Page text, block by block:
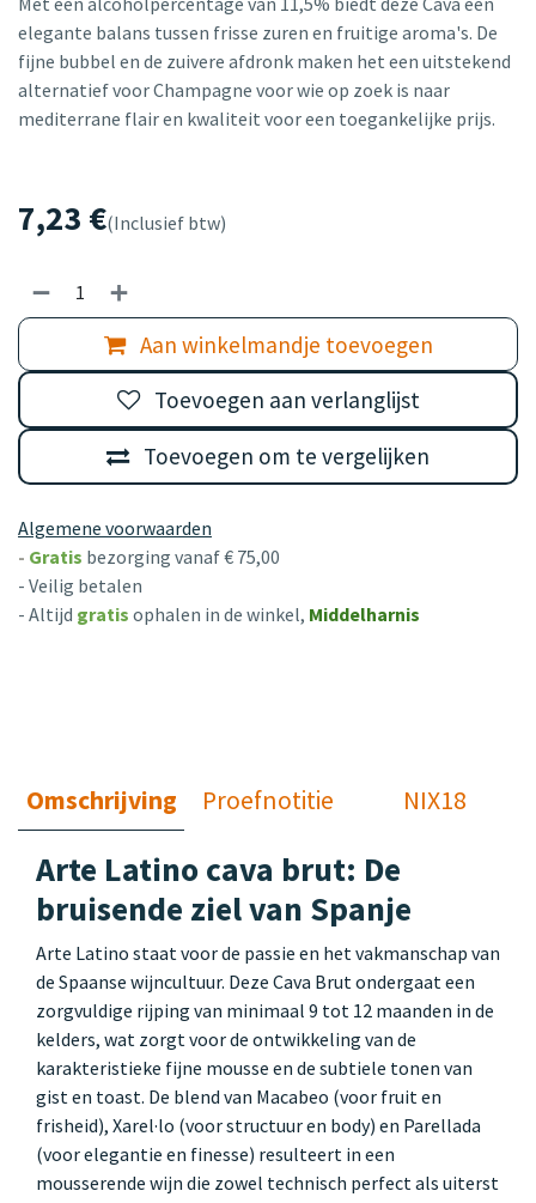
elegante balans tussen frisse zuren en fruitige aroma's. De
fijne bubbel en de zuivere afdronk maken het een uitstekend
alternatief voor Champagne voor wie op zoek is naar
mediterrane flair en kwaliteit voor een toegankelijke prijs.
7,23 €(Inclusief btw)
Aan winkelmandje toevoegen
Toevoegen om te vergelijken
Toevoegen aan verlanglijst
Algemene voorwaarden
- Gratis bezorging vanaf € 75,00
- Veilig betalen
- Altijd gratis ophalen in de winkel, Middelharnis
Omschrijving Proefnotitie NIX18
Arte Latino cava brut: De
bruisende ziel van Spanje
Arte Latino staat voor de passie en het vakmanschap van
de Spaanse wijncultuur. Deze Cava Brut ondergaat een
zorgvuldige rijping van minimaal 9 tot 12 maanden in de
kelders, wat zorgt voor de ontwikkeling van de
karakteristieke fijne mousse en de subtiele tonen van
gist en toast. De blend van Macabeo (voor fruit en
frisheid), Xarel·lo (voor structuur en body) en Parellada
(voor elegantie en finesse) resulteert in een
mousserende wijn die zowel technisch perfect als uiterst